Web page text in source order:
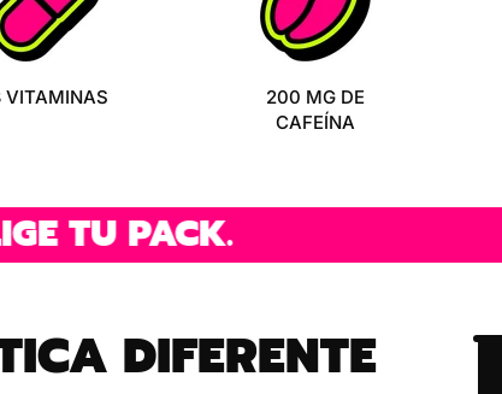
VITAMINAS
200 MG DE
CAFEÍNA
DIFERENTE